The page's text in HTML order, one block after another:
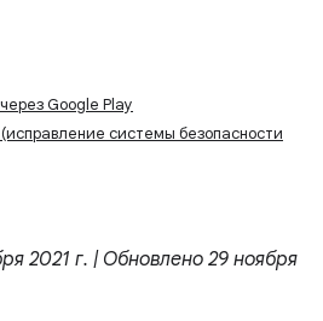
Google Play
системы безопасности
2021 г. | Обновлено 29 ноября